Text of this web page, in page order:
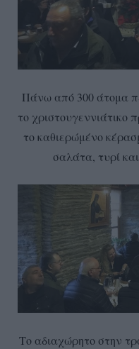
Πάνω από 300 άτομα
το χριστουγεννιάτικο
το καθιερώμένο
σαλάτα, τυρί
Το αδιαχώρητο στην